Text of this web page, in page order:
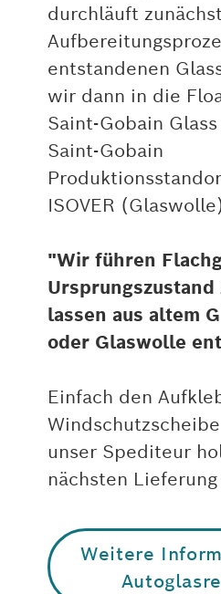
durchläuft
entstandenen
wir dann in die
Saint-Gobain
Saint-Gobain
ISOVER
"Wir führen
Ursprungszustand
lassen aus altem
oder Glaswolle
Einfach den
unser Spediteur
nächsten
Weitere